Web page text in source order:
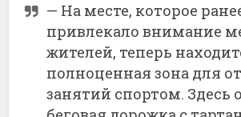
— На месте, которое
привлекало внимание
жителей, теперь
полноценная зона для
занятий спортом. Здесь